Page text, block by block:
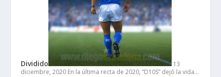
Dividido
13
diciembre, 2020 En la última recta de 2020, “D10S” dejó la vida…